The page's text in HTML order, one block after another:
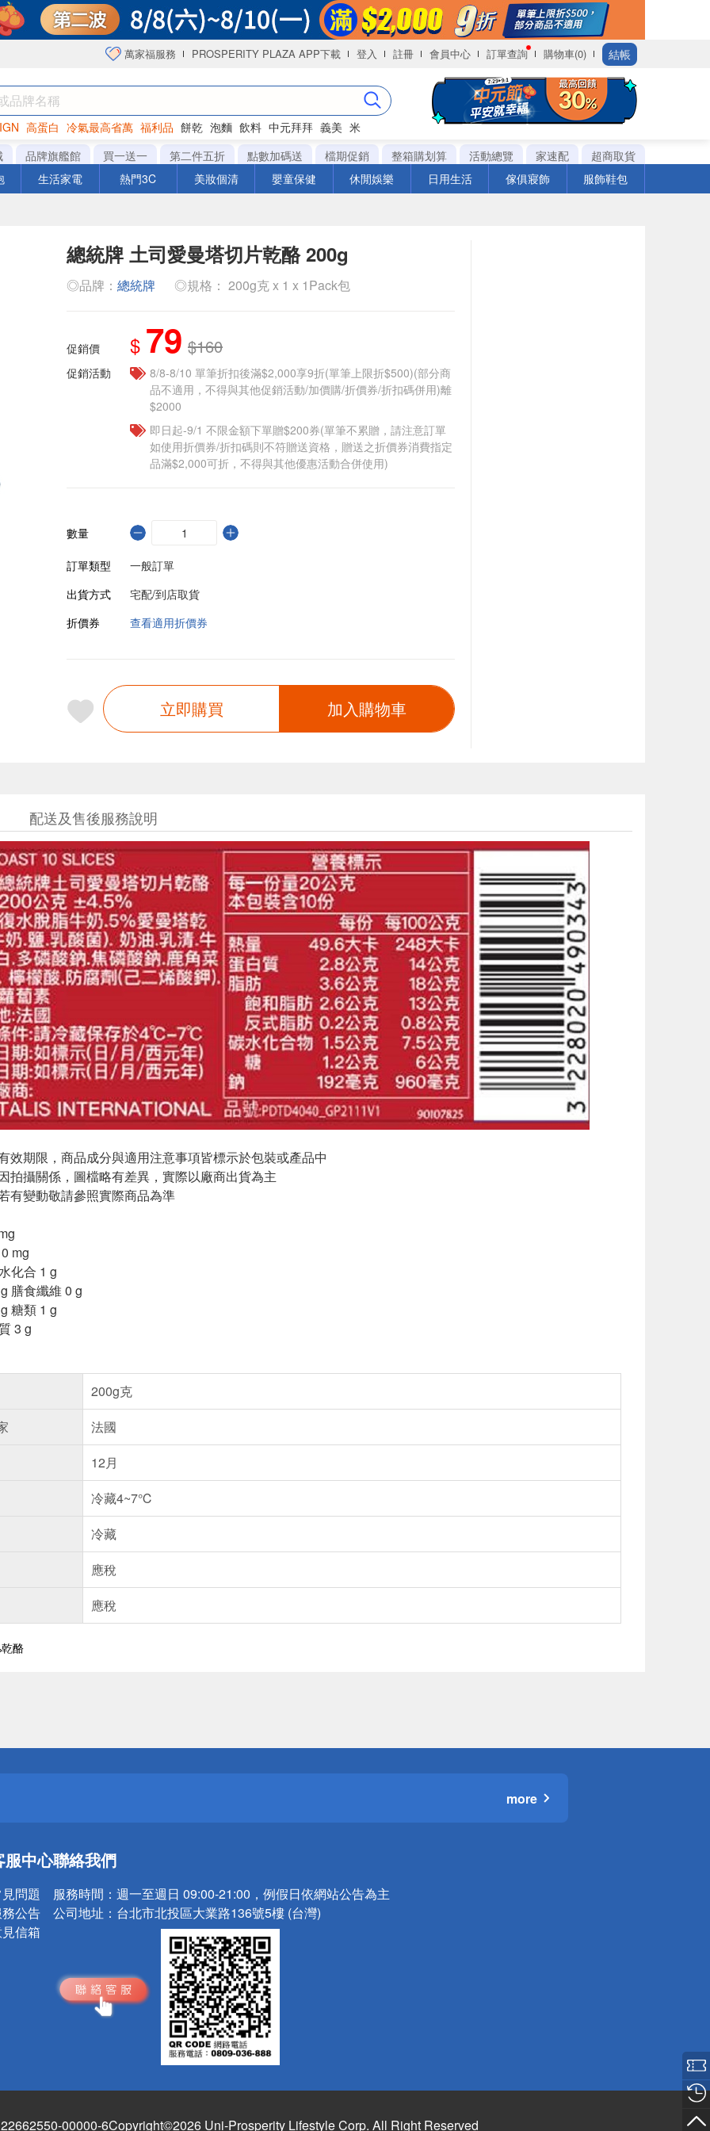
萬家福服務 PROSPERITY PLAZA APP下載 登入 註冊 會員中心 訂單查詢 購物車(0) 結帳
高蛋白 冷氣最高省萬 福利品 餅乾 泡麵 飲料 中元拜拜 義美 米
海苔
品牌旗艦館 買一送一 第二件五折 點數加碼送 檔期促銷 整箱購划算 活動總覽 家速配
超商取貨
生活家電 熱門3C 美妝個清 嬰童保健 休閒娛樂 日用生活 傢俱寢飾 服飾鞋包
總統牌 土司愛曼塔切片乾酪 200g
◎品牌： 總統牌 ◎規格： 200g克 x 1 x 1Pack包
促銷價 $ 79 $160
促銷活動
8/8-8/10 單筆折扣後滿$2,000享9折(單筆上限折$500)(部分商
品不適用，不得與其他促銷活動/加價購/折價券/折扣碼併用)離
$2000
即日起-9/1 不限金額下單贈$200券(單筆不累贈，請注意訂單
如使用折價券/折扣碼則不符贈送資格，贈送之折價券消費指定
品滿$2,000可折，不得與其他優惠活動合併使用)
數量
訂單類型
一般訂單
出貨方式
宅配/到店取貨
折價券
查看適用折價券
立即購買 加入購物車
配送及售後服務說明
效期限，商品成分與適用注意事項皆標示於包裝或產品中
拍攝關係，圖檔略有差異，實際以廠商出貨為主
有變動敬請參照實際商品為準
mg
化合 1 g
膳食纖維 0 g
糖類 1 g
3 g
200g克
法國
12月
冷藏4~7℃
冷藏
應稅
應稅
酪
小心！
小心！
more
服中心
問題
公告
信箱
聯絡我們
服務時間： 週一至週日 09:00-21:00，例假日依網站公告為主
公司地址： 台北市北投區大業路136號5樓 (台灣)
00000-6Copyright©2026 Uni-Prosperity Lifestyle Corp. All Right Reserved